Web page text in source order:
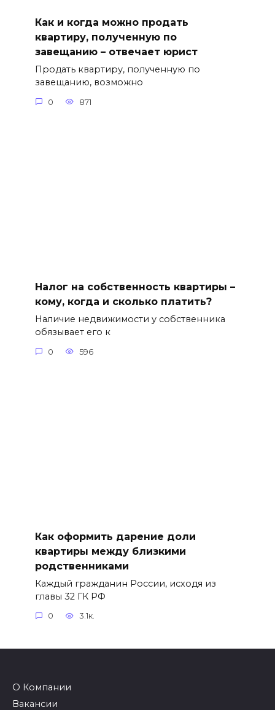
Как и когда можно продать
квартиру, полученную по
завещанию – отвечает юрист
Продать квартиру, полученную по
завещанию, возможно
0 871
Налог на собственность квартиры –
кому, когда и сколько платить?
Наличие недвижимости у собственника
обязывает его к
0 596
Как оформить дарение доли
квартиры между близкими
родственниками
Каждый гражданин России, исходя из
главы 32 ГК РФ
0 3.1к.
О Компании
Вакансии